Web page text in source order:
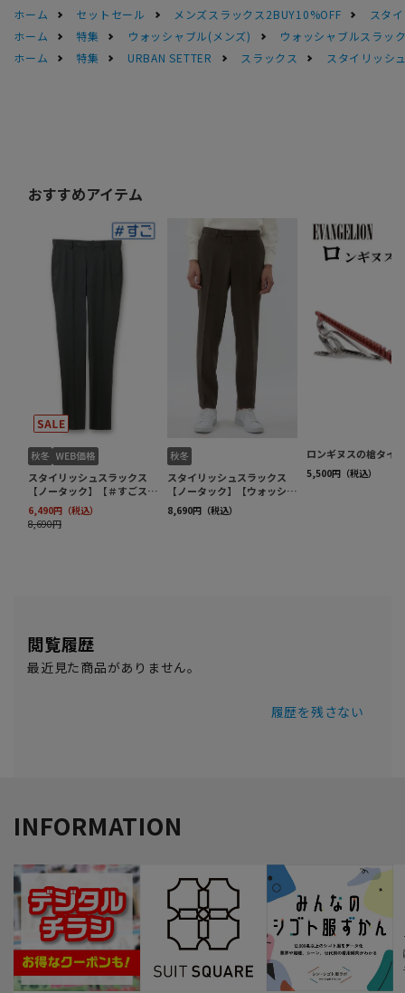
ホーム
セットセール メンズスラックス2BUY10%OFF
スタ
ホーム
特集 ウォッシャブル(メンズ)
ウォッシャブルスラッ
ホーム
特集 URBAN SETTER スラックス スタイリッシ
閲覧履歴
最近見た商品がありません。
履歴を残さない
INFORMATION